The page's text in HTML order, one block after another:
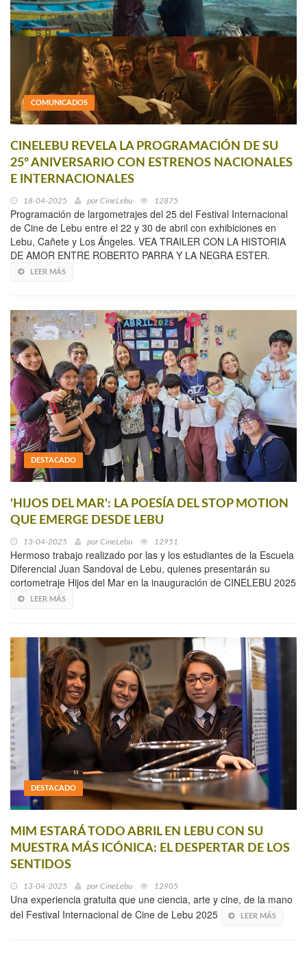
COMUNICADOS
CINELEBU REVELA LA PROGRAMACIÓN DE SU
25º ANIVERSARIO CON ESTRENOS NACIONALES
E INTERNACIONALES
18-04-2025 por CineLebu 12875
Programación de largometrajes del 25 del Festival Internacional
de Cine de Lebu entre el 22 y 30 de abril con exhibiciones en
Lebu, Cañete y Los Ángeles. VEA TRAILER CON LA HISTORIA
DE AMOR ENTRE ROBERTO PARRA Y LA NEGRA ESTER.
LEER MÁS
DESTACADO
'HIJOS DEL MAR': LA POESÍA DEL STOP MOTION
QUE EMERGE DESDE LEBU
13-04-2025 por CineLebu 12951
Hermoso trabajo realizado por las y los estudiantes de la Escuela
Diferencial Juan Sandoval de Lebu, quienes presentarán su
cortometraje Hijos del Mar en la inauguración de CINELEBU 2025
LEER MÁS
DESTACADO
MIM ESTARÁ TODO ABRIL EN LEBU CON SU
MUESTRA MÁS ICÓNICA: EL DESPERTAR DE LOS
SENTIDOS
13-04-2025 por CineLebu 12905
Una experiencia gratuita que une ciencia, arte y cine, de la mano
del Festival Internacional de Cine de Lebu 2025
LEER MÁS